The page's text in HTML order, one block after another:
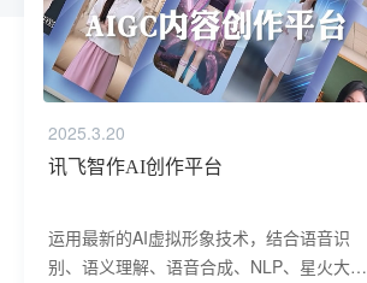
2025.3.20
讯飞智作AI创作平台
运用最新的AI虚拟形象技术，结合语音识
别、语义理解、语音合成、NLP、星火大模